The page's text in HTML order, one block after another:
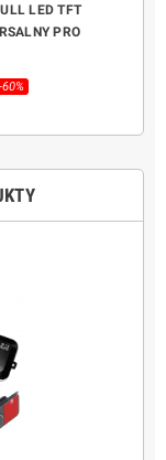
LED TFT
PRO
-60%